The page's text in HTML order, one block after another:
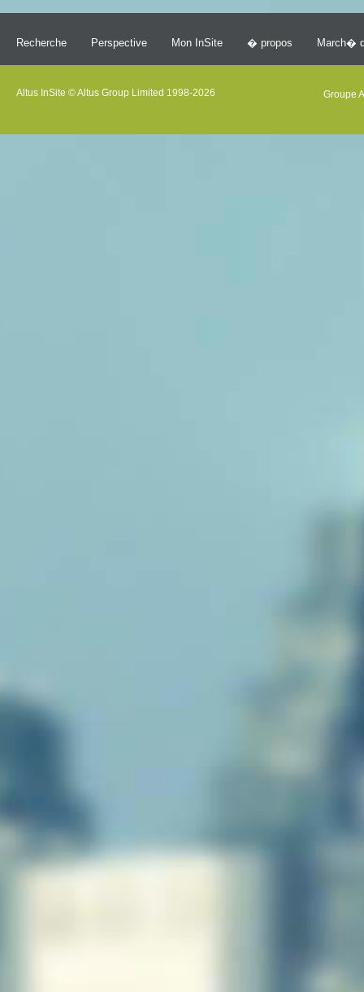
Recherche Perspective Mon InSite � propos March�
Altus InSite © Altus Group Limited 1998-2026 Groupe